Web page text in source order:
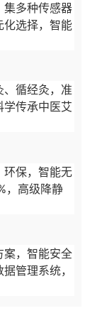
集多种传感器
化选择，智能
、循经灸，准
学传承中医艾
环保，智能无
，高级降静
案，智能安全
管理系统，